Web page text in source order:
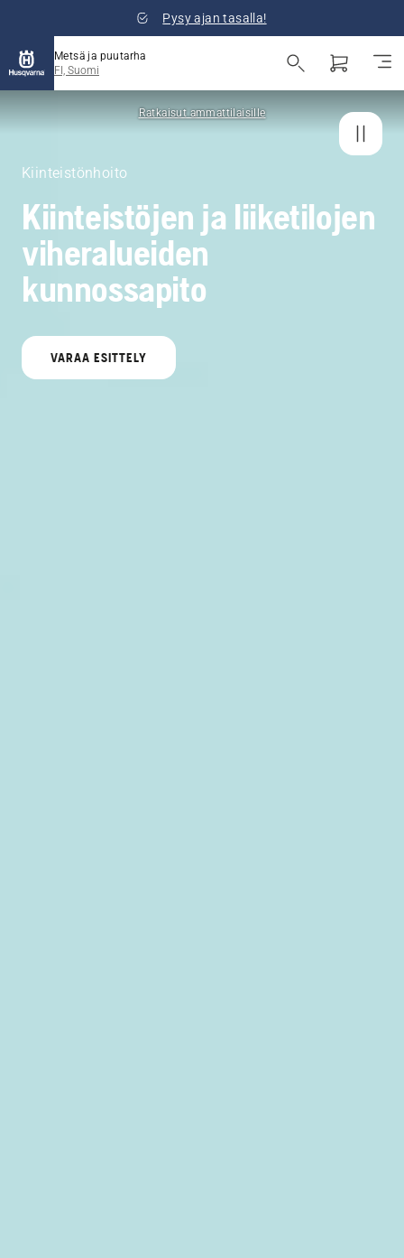
Pysy ajan tasalla!
Metsä ja puutarha
FI, Suomi
Ratkaisut ammattilaisille
Kiinteistönhoito
Kiinteistöjen ja liiketilojen
viheralueiden
kunnossapito
VARAA ESITTELY